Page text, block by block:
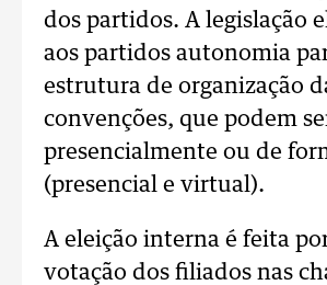
dos partidos. A legislação
aos partidos autonomia
estrutura de organização
convenções, que podem
presencialmente ou de
(presencial e virtual).
A eleição interna é feita
votação dos filiados nas